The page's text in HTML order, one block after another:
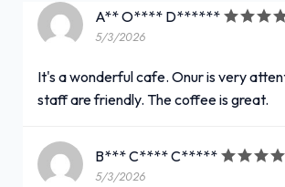
A** O**** D******
5/3/2026
It's a wonderful cafe. Onur is very
staff are friendly. The coffee is great.
B*** C**** C*****
5/3/2026